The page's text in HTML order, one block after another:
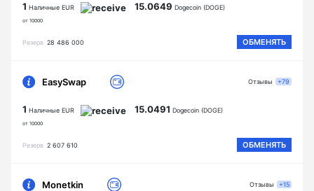
1 Наличные EUR
от 10000
15.0649 Dogecoin (DOGE)
Резерв 28 486 000 ОБМЕНЯТЬ
EasySwap
1 Наличные EUR
от 10000
15.0491 Dogecoin (DOGE)
Резерв 2 607 610 ОБМЕНЯТЬ
Отзывы +79
Monetkin Отзывы +15